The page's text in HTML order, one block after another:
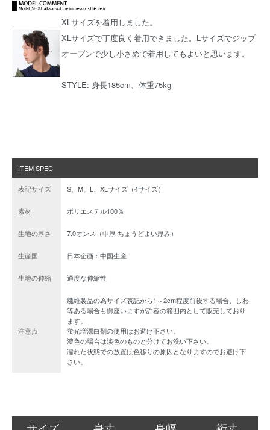
XLサイズを着用しました。
XLサイズで丁度良く着用できました。Lサイズでジップ
オープンで少し小さめで着用してもよいと思います。
STYLE: 身長185cm、体重75kg
ITEM SPEC
表記サイズ S、M、L、XLサイズ（4サイズ）
素材 ポリエステル100％
生地の厚さ 7.0オンス（中厚 ちょうどよい厚み）
生産国 日本企画：中国生産
生地の伸縮 適度な伸縮性
注意点
繊維製品の為サイズ表記から1～2cm程度前後する場合、しわ
等ある場合も御座いますが許容の範囲内として販売しており
ます。
蛍光増漂白剤の使用はお避け下さい。
濃色の場合は淡色のものと分けてお洗い下さい。
濡れた状態での放置は色移りの原因となりますのでお避け下
さい。